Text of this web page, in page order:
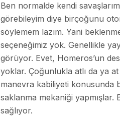
Ben normalde kendi
görebileyim diye birçoğunu
söylemem lazım. Yani
seçeneğimiz yok. Genellikle
görüyor. Evet, Homeros’un
yoklar. Çoğunlukla atlı da ya
manevra kabiliyeti konusunda
saklanma mekaniği
sağlıyor.